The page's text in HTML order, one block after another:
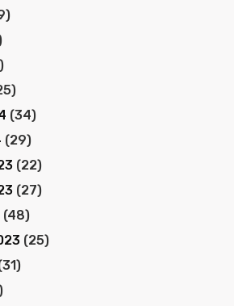
(34)
(29)
(22)
(27)
(48)
(25)